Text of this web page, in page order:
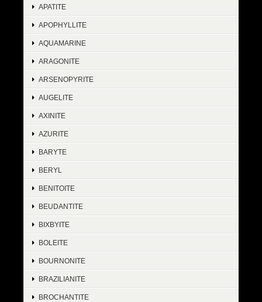
APATITE
APOPHYLLITE
AQUAMARINE
ARAGONITE
ARSENOPYRITE
AUGELITE
AXINITE
AZURITE
BARYTE
BERYL
BENITOITE
BEUDANTITE
BIXBYITE
BOLEITE
BOURNONITE
BRAZILIANITE
BROCHANTITE